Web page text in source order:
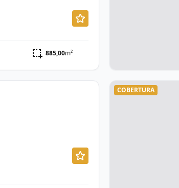
885,00m²
COBERTURA